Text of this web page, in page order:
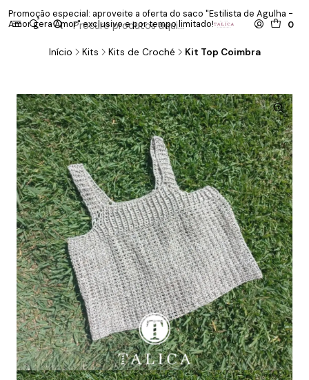
0
Promoção especial: aproveite a oferta do saco "Estilista de Agulha -
Amor gera Amor" exclusivo e por tempo limitado!
Início Kits Kits de Croché Kit Top Coimbra